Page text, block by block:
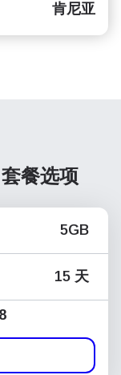
肯尼亚
餐选项
5GB
15 天